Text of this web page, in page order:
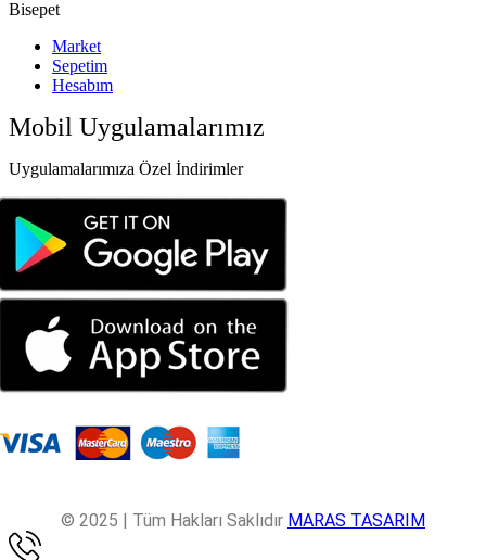
Bisepet
Market
Sepetim
Hesabım
Mobil Uygulamalarımız
Uygulamalarımıza Özel İndirimler
© 2025 | Tüm Hakları Saklıdır MARAS TASARIM